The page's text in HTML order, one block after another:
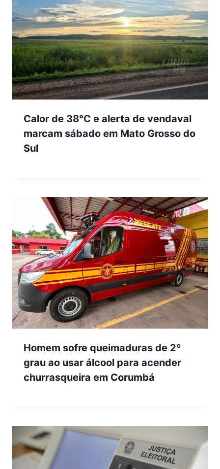
Calor de 38°C e alerta de vendaval
marcam sábado em Mato Grosso do
Sul
Homem sofre queimaduras de 2º
grau ao usar álcool para acender
churrasqueira em Corumbá